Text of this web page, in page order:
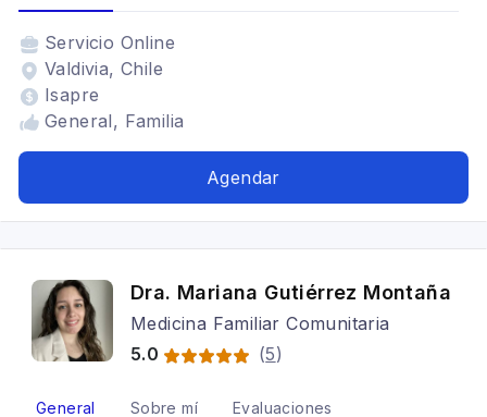
Servicio Online
Valdivia, Chile
Isapre
General, Familia
Agendar
Dra. Mariana Gutiérrez Montaña
Medicina Familiar Comunitaria
5.0
(5)
General Sobre mí Evaluaciones